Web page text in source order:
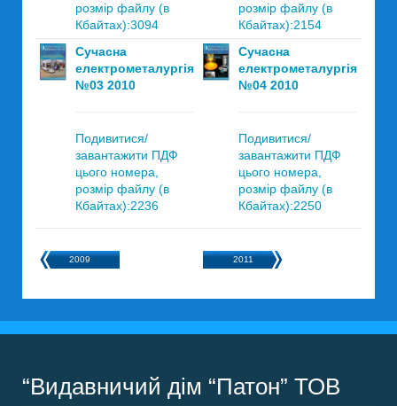
розмір файлу (в
Кбайтах):3094
розмір файлу (в
Кбайтах):2154
Сучасна
електрометалургія
№03 2010
Подивитися/
завантажити ПДФ
цього номера,
розмір файлу (в
Кбайтах):2236
Сучасна
електрометалургія
№04 2010
Подивитися/
завантажити ПДФ
цього номера,
розмір файлу (в
Кбайтах):2250
2009 2011
“Видавничий дім “Патон” ТОВ